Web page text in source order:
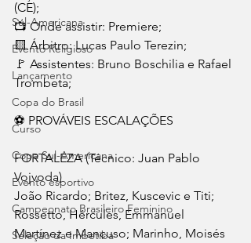
Sul-Americana
Evento Religioso
Lançamento
Copa do Brasil
Curso
Copa Sul-Americana
Evento esportivo
Campeonato Brasileiro Feminino
Seleção da Imbetiba
(CE);
📺 Onde assistir: Premiere;
🟨 Árbitro: Lucas Paulo Terezin;
🚩 Assistentes: Bruno Boschilia e Rafael
Trombeta;
⚽ PROVÁVEIS ESCALAÇÕES
FORTALEZA (Técnico: Juan Pablo
Vojvoda)
João Ricardo; Britez, Kuscevic e Titi;
Rossetto, Hércules, Emmanuel
Martínez e Mancuso; Marinho, Moisés